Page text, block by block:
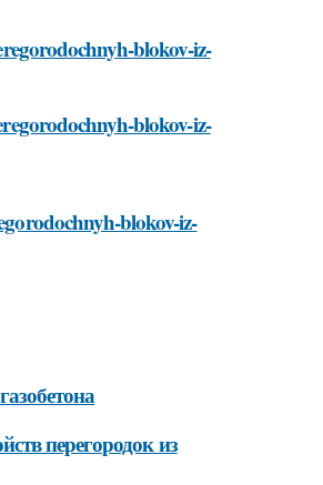
blokov-iz-
blokov-iz-
blokov-iz-
перегородок из